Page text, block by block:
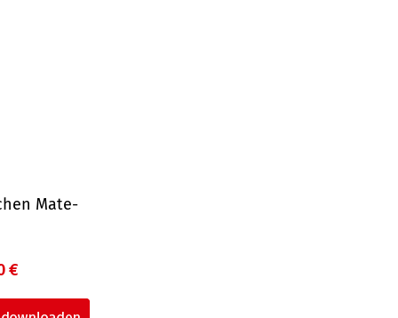
Mate­
€